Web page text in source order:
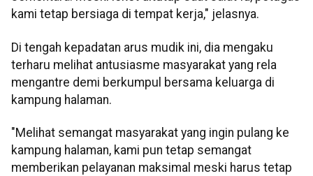
kami tetap bersiaga di tempat kerja," jelasnya.
Di tengah kepadatan arus mudik ini, dia mengaku
terharu melihat antusiasme masyarakat yang rela
mengantre demi berkumpul bersama keluarga di
kampung halaman.
"Melihat semangat masyarakat yang ingin pulang ke
kampung halaman, kami pun tetap semangat
memberikan pelayanan maksimal meski harus tetap